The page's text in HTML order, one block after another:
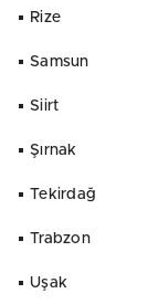
Rize
Samsun
Siirt
Şırnak
Tekirdağ
Trabzon
Uşak